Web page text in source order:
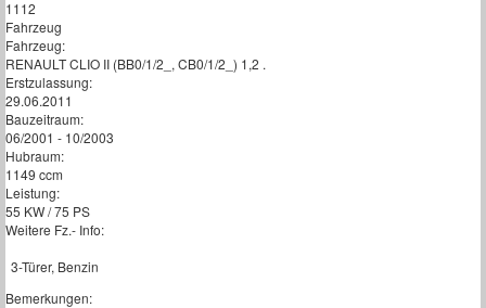
1112
Fahrzeug
Fahrzeug:
RENAULT CLIO II (BB0/1/2_, CB0/1/2_) 1,2 .
Erstzulassung:
29.06.2011
Bauzeitraum:
06/2001 - 10/2003
Hubraum:
1149 ccm
Leistung:
55 KW / 75 PS
Weitere Fz.- Info:
3-Türer, Benzin
Bemerkungen: